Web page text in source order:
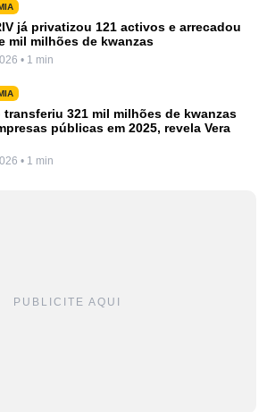
já privatizou 121 activos e arrecadou
mil milhões de kwanzas
• 1 min
transferiu 321 mil milhões de kwanzas
públicas em 2025, revela Vera
• 1 min
PUBLICITE AQUI